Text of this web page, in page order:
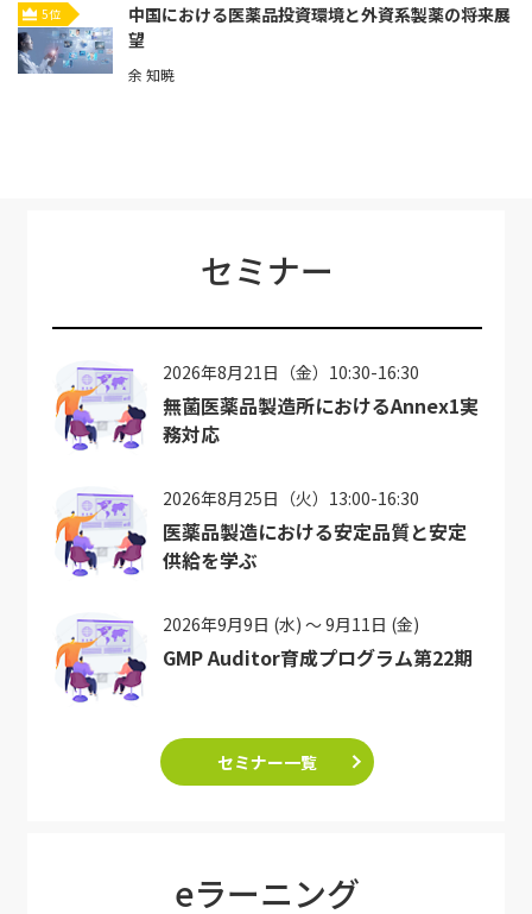
5位
中国における医薬品投資環境と外資系製薬の将来展
望
余 知暁
セミナー
2026年8月21日（金）10:30-16:30
無菌医薬品製造所におけるAnnex1実
務対応
2026年8月25日（火）13:00-16:30
医薬品製造における安定品質と安定
供給を学ぶ
2026年9月9日 (水) ～ 9月11日 (金)
GMP Auditor育成プログラム第22期
セミナー一覧
eラーニング